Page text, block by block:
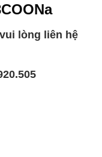
lòng liên hệ